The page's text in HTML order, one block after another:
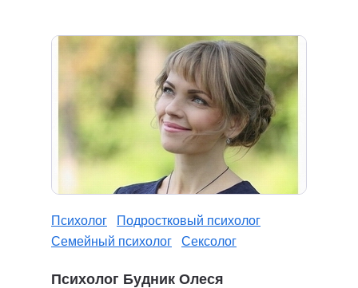
Психолог
Подростковый психолог
Семейный психолог
Сексолог
Психолог Будник Олеся